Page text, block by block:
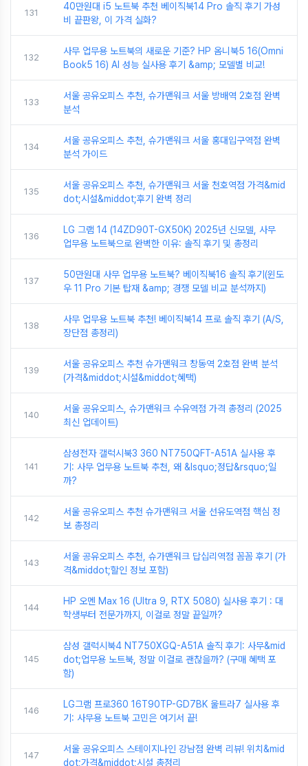
131
40만원대 i5 노트북 추천 베이직북14 Pro 솔직 후기 가성
비 끝판왕, 이 가격 실화?
132
사무 업무용 노트북의 새로운 기준? HP 옴니북5 16(Omni
Book5 16) AI 성능 실사용 후기 &amp; 모델별 비교!
133
서울 공유오피스 추천, 슈가맨워크 서울 방배역 2호점 완벽
분석
134
서울 공유오피스 추천, 슈가맨워크 서울 홍대입구역점 완벽
분석 가이드
135
서울 공유오피스 추천, 슈가맨워크 서울 천호역점 가격&mid
dot;시설&middot;후기 완벽 정리
136
LG 그램 14 (14ZD90T-GX50K) 2025년 신모델, 사무
업무용 노트북으로 완벽한 이유: 솔직 후기 및 총정리
137
50만원대 사무 업무용 노트북? 베이직북16 솔직 후기(윈도
우 11 Pro 기본 탑재 &amp; 경쟁 모델 비교 분석까지)
138
사무 업무용 노트북 추천! 베이직북14 프로 솔직 후기 (A/S,
장단점 총정리)
139
서울 공유오피스 추천 슈가맨워크 창동역 2호점 완벽 분석
(가격&middot;시설&middot;혜택)
140
서울 공유오피스, 슈가맨워크 수유역점 가격 총정리 (2025
최신 업데이트)
141
삼성전자 갤럭시북3 360 NT750QFT-A51A 실사용 후
기: 사무 업무용 노트북 추천, 왜 &lsquo;정답&rsquo;일
까?
142
서울 공유오피스 추천 슈가맨워크 서울 선유도역점 핵심 정
보 총정리
143
서울 공유오피스 추천, 슈가맨워크 답십리역점 꼼꼼 후기 (가
격&middot;할인 정보 포함)
144
HP 오멘 Max 16 (Ultra 9, RTX 5080) 실사용 후기 : 대
학생부터 전문가까지, 이걸로 정말 끝일까?
145
삼성 갤럭시북4 NT750XGQ-A51A 솔직 후기: 사무&mid
dot;업무용 노트북, 정말 이걸로 괜찮을까? (구매 혜택 포
함)
146
LG그램 프로360 16T90TP-GD7BK 울트라7 실사용 후
기: 사무용 노트북 고민은 여기서 끝!
147
서울 공유오피스 스테이지나인 강남점 완벽 리뷰! 위치&mid
dot;가격&middot;시설 총정리